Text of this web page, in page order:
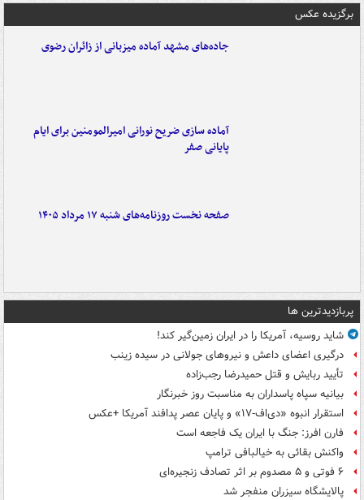
برگزیده عکس
جاده‌های مشهد آماده میزبانی از زائران رضوی
آماده سازی ضریح نورانی امیرالمومنین برای ایام
پایانی صفر
صفحه نخست روزنامه‌های شنبه ۱۷ مرداد ۱۴۰۵
پربازدیدترین ها
شاید روسیه، آمریکا را در ایران زمین‌گیر کند!
درگیری اعضای داعش و نیروهای جولانی در سیده زینب
تأیید ربایش و قتل حمیدرضا رجب‌زاده
بیانیه سپاه پاسداران به مناسبت روز خبرنگار
استقرار انبوه «دی‌اف‑۱۷» و پایان عصر پدافند آمریکا +عکس
فارن افرز: جنگ با ایران یک فاجعه است
واکنش بقائی به خیالبافی ترامپ
۶ فوتی و ۵ مصدوم بر اثر تصادف زنجیره‌ای
پالایشگاه سیزران منفجر شد